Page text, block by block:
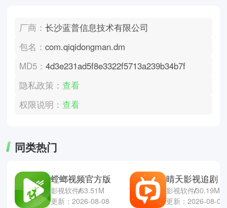
厂商：长沙蓝普信息技术有限公司
包名：com.qiqidongman.dm
MD5：4d3e231ad5f8e3322f5713a239b34b7f
隐私政策：查看
权限说明：查看
同类热门
螳螂视频官方版
影视软件63.51M
更新：2026-08-08
晴天影视追剧
影视软件30.19M
更新：2026-08-06